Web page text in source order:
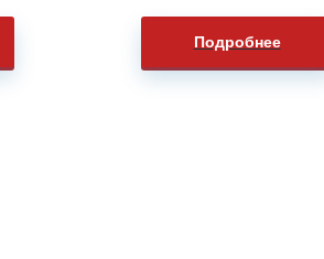
Подробнее